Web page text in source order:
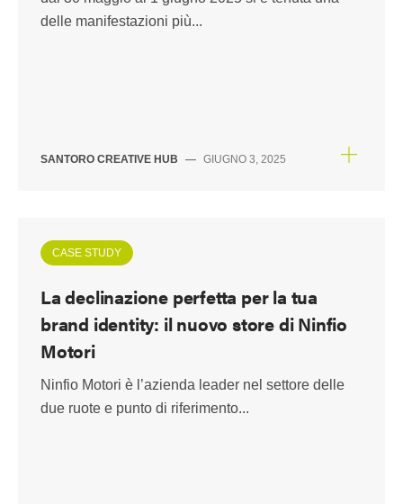
delle manifestazioni più...
SANTORO CREATIVE HUB — GIUGNO 3, 2025
CASE STUDY
La declinazione perfetta per la tua
brand identity: il nuovo store di Ninfio
Motori
Ninfio Motori è l’azienda leader nel settore delle
due ruote e punto di riferimento...